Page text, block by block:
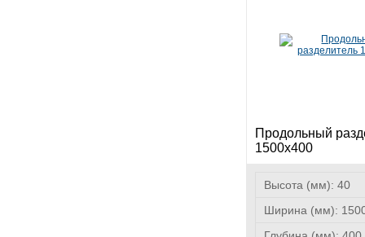
Продольный
1500х400
Высота (мм): 40
Ширина (мм):